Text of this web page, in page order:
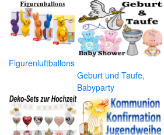
Figurenluftballons
Geburt und Taufe,
Babyparty